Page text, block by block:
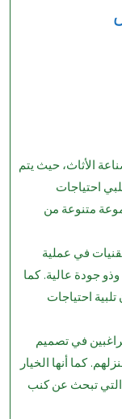
احتياجات
متنوعة من
في عملية
جودة عالية. كما
احتياجات
في تصميم
كما أنها الخيار
التي تبحث عن كنب